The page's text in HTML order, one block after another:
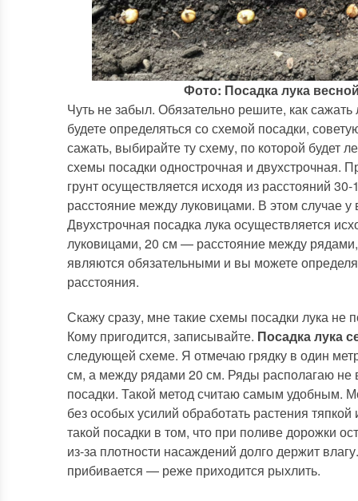
Фото: Посадка лука
Чуть не забыл. Обязательно решите, как
будете определяться со схемой посадки,
сажать, выбирайте ту схему, по которой будет
схемы посадки однострочная и двухстрочная.
грунт осуществляется исходя из расстояний
расстояние между луковицами. В этом случае
Двухстрочная посадка лука осуществляется
луковицами, 20 см — расстояние между
являются обязательными и вы можете
расстояния.
Скажу сразу, мне такие схемы посадки лука не
Кому пригодится, записывайте. Посадка лука
следующей схеме. Я отмечаю грядку в один
см, а между рядами 20 см. Ряды располагаю не
посадки. Такой метод считаю самым удобным.
без особых усилий обработать растения
такой посадки в том, что при поливе дорожки
из-за плотности насаждений долго держит
прибивается — реже приходится рыхлить.